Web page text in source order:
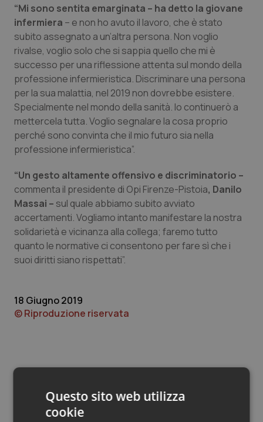
Puglia
Sardegna
Sicilia
Toscana
Umbria
Veneto
Malattie rare
Malattia di Crohn & Rettocolite Ulcerosa
Neuroscienze & patologie neurodegenerative
Obesità
Oftalmologia
Oncoematologia
Oncologia & Nutrizione
Psoriasi & pelle
Quotidiano Chirurgia
Rene & patologie urogenitali
“Mi sono sentita emarginata – ha detto la giovane
infermiera – e non ho avuto il lavoro, che è stato
subito assegnato a un’altra persona. Non voglio
rivalse, voglio solo che si sappia quello che mi è
successo per una riflessione attenta sul mondo della
professione infermieristica. Discriminare una persona
per la sua malattia, nel 2019 non dovrebbe esistere.
Specialmente nel mondo della sanità. Io continuerò a
mettercela tutta. Voglio segnalare la cosa proprio
perché sono convinta che il mio futuro sia nella
professione infermieristica”.
“Un gesto altamente offensivo e discriminatorio –
commenta il presidente di Opi Firenze-Pistoia, Danilo
Massai – sul quale abbiamo subito avviato
accertamenti. Vogliamo intanto manifestare la nostra
solidarietà e vicinanza alla collega; faremo tutto
quanto le normative ci consentono per fare sì che i
suoi diritti siano rispettati”.
18 Giugno 2019
© Riproduzione riservata
Potrebbe interessarti in
Questo sito web utilizza
cookie